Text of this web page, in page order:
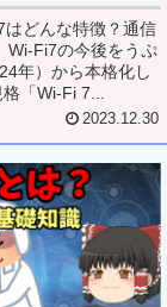
はどんな特徴？通信
Wi-Fi7の今後をうぷ
年）から本格化し
「Wi-Fi 7...
2023.12.30